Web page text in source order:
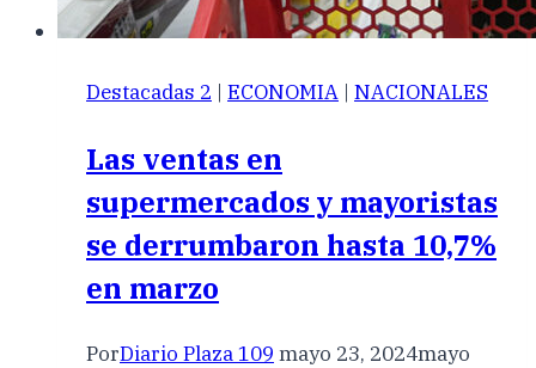
Destacadas 2 | ECONOMIA | NACIONALES
Las ventas en
supermercados y mayoristas
se derrumbaron hasta 10,7%
en marzo
PorDiario Plaza 109 mayo 23, 2024mayo